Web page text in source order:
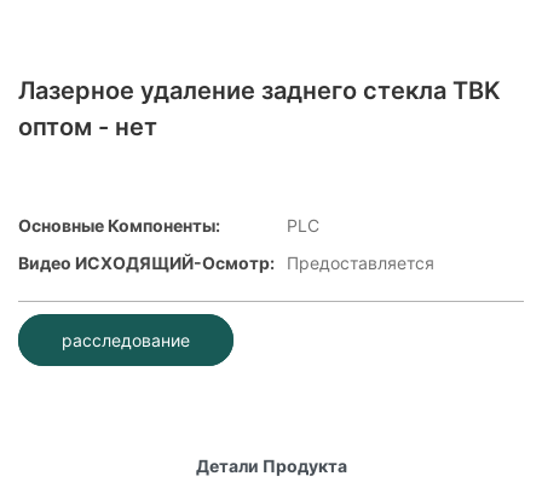
Лазерное удаление заднего стекла TBK
оптом - нет
Основные Компоненты:
PLC
Видео ИСХОДЯЩИЙ-Осмотр:
Предоставляется
расследование
Детали Продукта